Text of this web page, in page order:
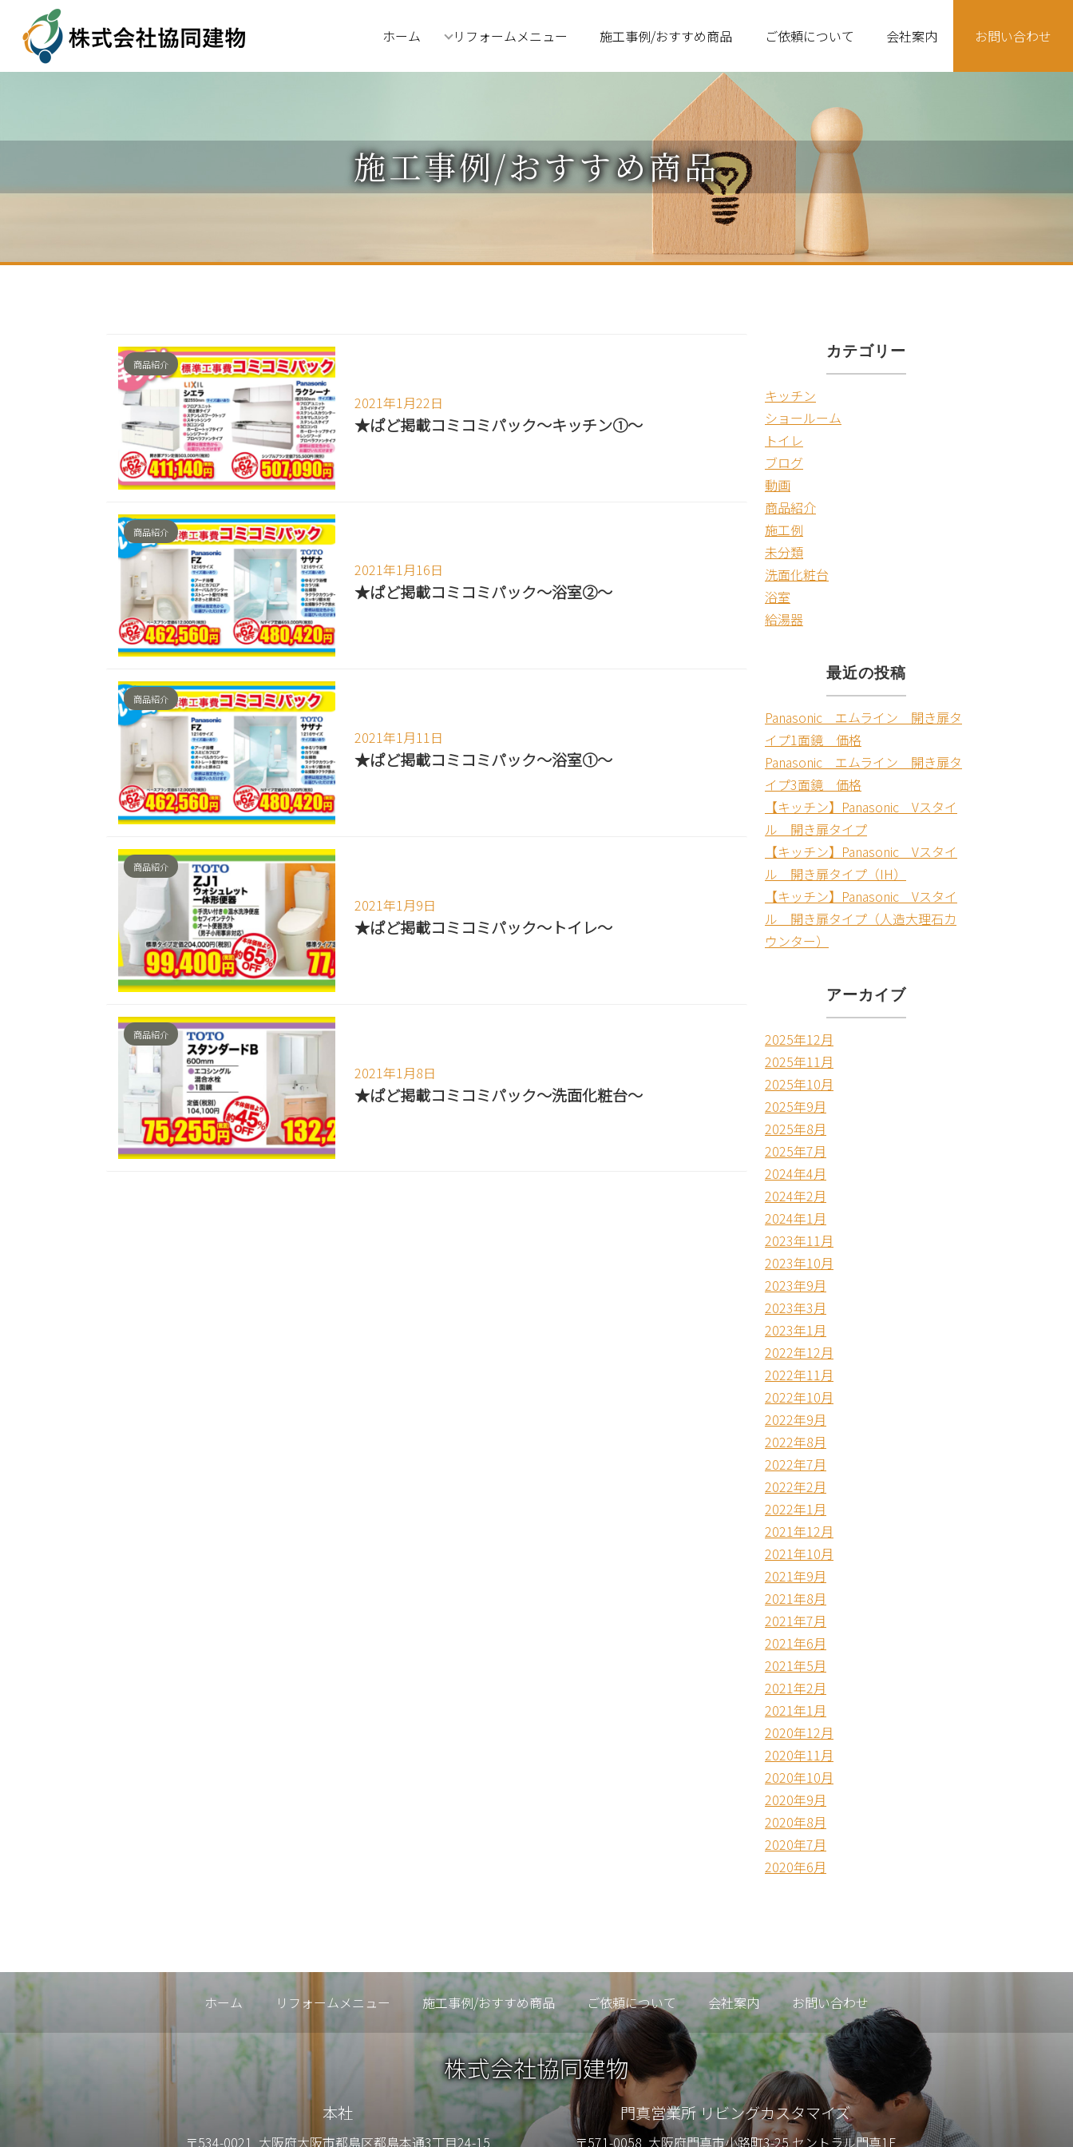
ホーム リフォームメニュー 施工事例/おすすめ商品 ご依頼について 会社案内 お問い合わせ
施工事例/おすすめ商品
商品紹介
2021年1月22日
★ぱど掲載コミコミパック～キッチン①～
商品紹介
2021年1月16日
★ぱど掲載コミコミパック～浴室②～
商品紹介
2021年1月11日
★ぱど掲載コミコミパック～浴室①～
商品紹介
2021年1月9日
★ぱど掲載コミコミパック～トイレ～
商品紹介
2021年1月8日
★ぱど掲載コミコミパック～洗面化粧台～
カテゴリー
キッチン
ショールーム
トイレ
ブログ
動画
商品紹介
施工例
未分類
洗面化粧台
浴室
給湯器
最近の投稿
Panasonic エムライン 開き扉タ
イプ1面鏡 価格
Panasonic エムライン 開き扉タ
イプ3面鏡 価格
【キッチン】Panasonic Vスタイ
ル 開き扉タイプ
【キッチン】Panasonic Vスタイ
ル 開き扉タイプ（IH）
【キッチン】Panasonic Vスタイ
ル 開き扉タイプ（人造大理石カ
ウンター）
アーカイブ
2025年12月
2025年11月
2025年10月
2025年9月
2025年8月
2025年7月
2024年4月
2024年2月
2024年1月
2023年11月
2023年10月
2023年9月
2023年3月
2023年1月
2022年12月
2022年11月
2022年10月
2022年9月
2022年8月
2022年7月
2022年2月
2022年1月
2021年12月
2021年10月
2021年9月
2021年8月
2021年7月
2021年6月
2021年5月
2021年2月
2021年1月
2020年12月
2020年11月
2020年10月
2020年9月
2020年8月
2020年7月
2020年6月
ホーム リフォームメニュー 施工事例/おすすめ商品 ご依頼について 会社案内 お問い合わせ
株式会社協同建物
本社
〒534-0021 大阪府大阪市都島区都島本通3丁目24-15
門真営業所 リビングカスタマイズ
〒571-0058 大阪府門真市小路町3-25 セントラル門真1F